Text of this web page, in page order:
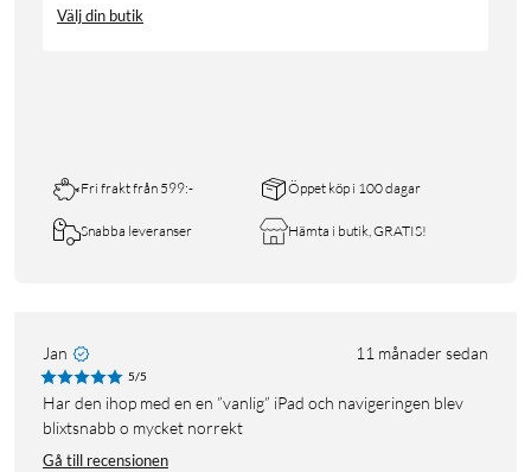
Välj din butik
Fri frakt från 599:- Öppet köp i 100 dagar
Snabba leveranser Hämta i butik, GRATIS!
Jan 11 månader sedan
5/5
Har den ihop med en en ”vanlig” iPad och navigeringen blev
blixtsnabb o mycket norrekt
Gå till recensionen